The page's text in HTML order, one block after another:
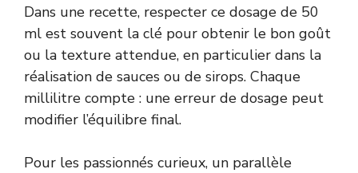
Dans une recette, respecter ce dosage de 50
ml est souvent la clé pour obtenir le bon goût
ou la texture attendue, en particulier dans la
réalisation de sauces ou de sirops. Chaque
millilitre compte : une erreur de dosage peut
modifier l’équilibre final.
Pour les passionnés curieux, un parallèle